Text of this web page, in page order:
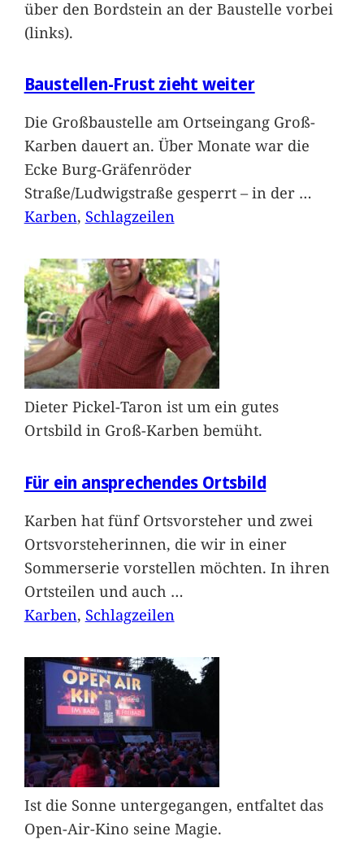
über den Bordstein an der Baustelle vorbei
(links).
Baustellen-Frust zieht weiter
Die Großbaustelle am Ortseingang Groß-
Karben dauert an. Über Monate war die
Ecke Burg-Gräfenröder
Straße/Ludwigstraße gesperrt – in der …
Karben, Schlagzeilen
Dieter Pickel-Taron ist um ein gutes
Ortsbild in Groß-Karben bemüht.
Für ein ansprechendes Ortsbild
Karben hat fünf Ortsvorsteher und zwei
Ortsvorsteherinnen, die wir in einer
Sommerserie vorstellen möchten. In ihren
Ortsteilen und auch …
Karben, Schlagzeilen
Ist die Sonne untergegangen, entfaltet das
Open-Air-Kino seine Magie.